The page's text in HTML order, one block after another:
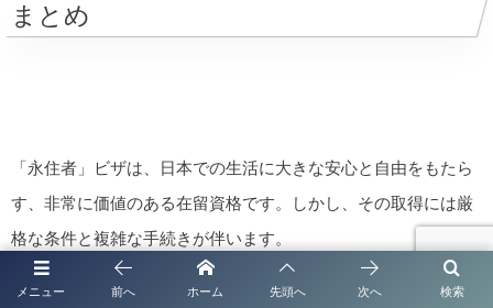
まとめ
「永住者」ビザは、日本での生活に大きな安心と自由をもたら
す、非常に価値のある在留資格です。しかし、その取得には厳
格な条件と複雑な手続きが伴います。
メニュー 検索
前へ ホーム 先頭へ 次へ